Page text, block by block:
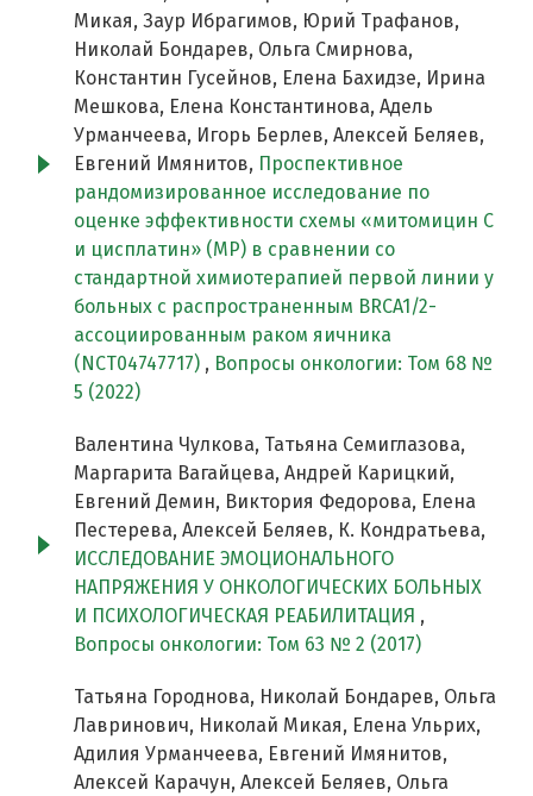
Микая, Заур Ибрагимов, Юрий Трафанов,
Николай Бондарев, Ольга Смирнова,
Константин Гусейнов, Елена Бахидзе, Ирина
Мешкова, Елена Константинова, Адель
Урманчеева, Игорь Берлев, Алексей Беляев,
Евгений Имянитов, Проспективное
рандомизированное исследование по
оценке эффективности схемы «митомицин С
и цисплатин» (MP) в сравнении со
стандартной химиотерапией первой линии у
больных c распространенным BRCA1/2-
ассоциированным раком яичника
(NCT04747717) , Вопросы онкологии: Том 68 №
5 (2022)
Валентина Чулкова, Татьяна Семиглазова,
Маргарита Вагайцева, Андрей Карицкий,
Евгений Демин, Виктория Федорова, Елена
Пестерева, Алексей Беляев, К. Кондратьева,
ИССЛЕДОВАНИЕ ЭМОЦИОНАЛЬНОГО
НАПРЯЖЕНИЯ У ОНКОЛОГИЧЕСКИХ БОЛЬНЫХ
И ПСИХОЛОГИЧЕСКАЯ РЕАБИЛИТАЦИЯ ,
Вопросы онкологии: Том 63 № 2 (2017)
Татьяна Городнова, Николай Бондарев, Ольга
Лавринович, Николай Микая, Елена Ульрих,
Адилия Урманчеева, Евгений Имянитов,
Алексей Карачун, Алексей Беляев, Ольга